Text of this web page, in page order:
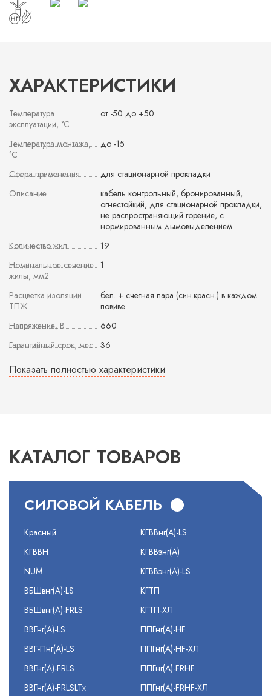
ХАРАКТЕРИСТИКИ
Температура
эксплуатации, °С
от -50 до +50
Температура монтажа,
°С
до -15
Сфера применения
для стационарной прокладки
Описание
кабель контрольный, бронированный,
огнестойкий, для стационарной прокладки,
не распространяющий горение, с
нормированным дымовыделением
Количество жил
19
Номинальное сечение
жилы, мм2
1
Расцветка изоляции
ТПЖ
бел. + счетная пара (син.красн.) в каждом
повиве
Напряжение, В
660
Гарантийный срок, мес 36
Показать полностью характеристики
КАТАЛОГ ТОВАРОВ
СИЛОВОЙ КАБЕЛЬ
Красный
КГВВН
NUM
ВБШвнг(А)-LS
ВБШвнг(А)-FRLS
ВВГнг(А)-LS
ВВГ-Пнг(А)-LS
ВВГнг(А)-FRLS
ВВГнг(А)-FRLSLTx
КГВВнг(А)-LS
КГВВэнг(А)
КГВВэнг(А)-LS
КГТП
КГТП-ХЛ
ППГнг(А)-HF
ППГнг(А)-HF-ХЛ
ППГнг(А)-FRHF
ППГнг(А)-FRHF-ХЛ